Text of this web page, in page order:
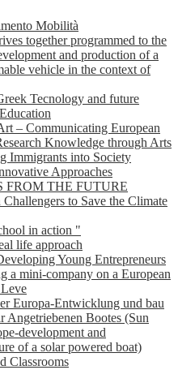
Mobilità
together programmed to the
and production of a
vehicle in the context of
Tecnology and future
– Communicating European
Knowledge through Arts
Immigrants into Society
Approaches
FROM THE FUTURE
Challengers to Save the Climate
in action "
life approach
Young Entrepreneurs
a mini-company on a European
Europa-Entwicklung und bau
Angetriebenen Bootes (Sun
development and
of a solar powered boat)
Classrooms